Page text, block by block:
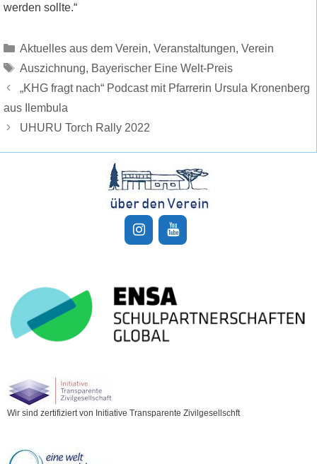
werden sollte.“
Kategorien
Aktuelles aus dem Verein, Veranstaltungen, Verein
Schlagwörter
Auszichnung, Bayerischer Eine Welt-Preis
„KHG fragt nach“ Podcast mit Pfarrerin Ursula Kronenberg
aus Ilembula
UHURU Torch Rally 2022
Wir sind zertifiziert von Initiative Transparente Zivilgesellschft